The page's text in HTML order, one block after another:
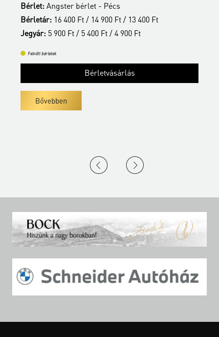
Bérlet: Angster bérlet - Pécs
Bérletár: 16 400 Ft / 14 900 Ft / 13 400 Ft
Jegyár: 5 900 Ft / 5 400 Ft / 4 900 Ft
Felnőtt bérletek
Bérletvásárlás
Bővebben